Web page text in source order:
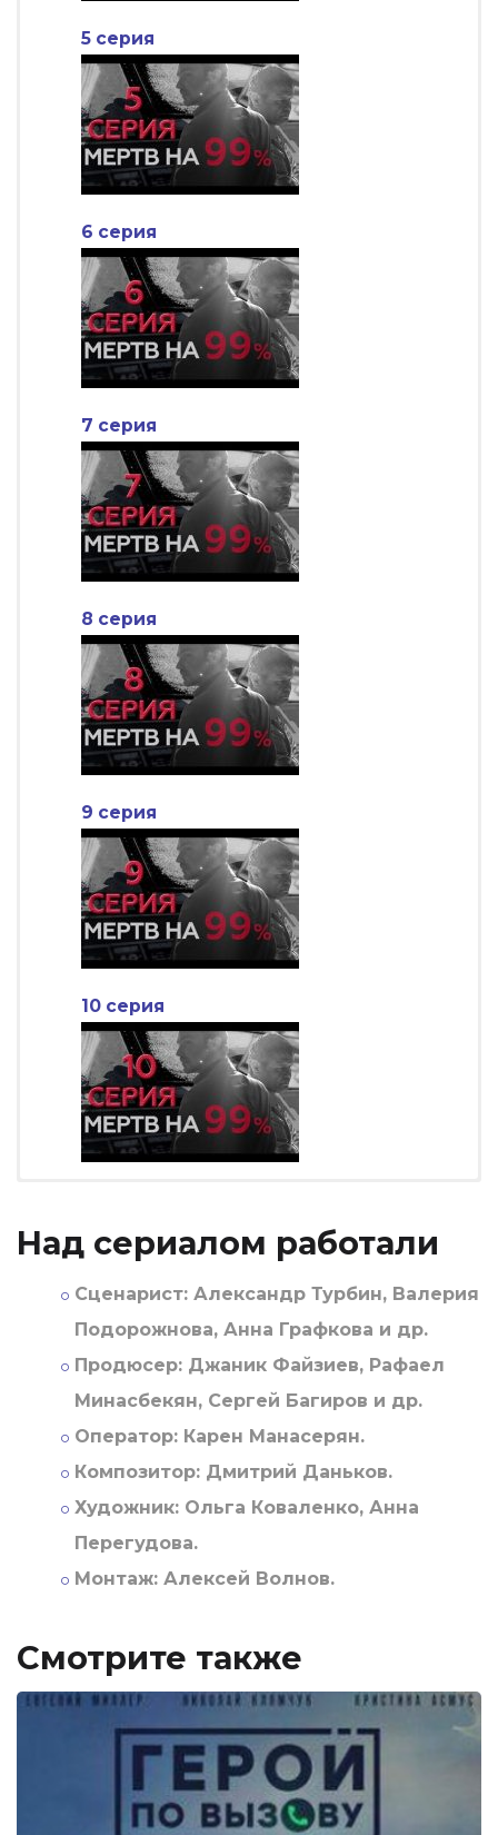
5 серия
6 серия
7 серия
8 серия
9 серия
10 серия
Над сериалом работали
Сценарист: Александр Турбин, Валерия
Подорожнова, Анна Графкова и др.
Продюсер: Джаник Файзиев, Рафаел
Минасбекян, Сергей Багиров и др.
Оператор: Карен Манасерян.
Композитор: Дмитрий Даньков.
Художник: Ольга Коваленко, Анна
Перегудова.
Монтаж: Алексей Волнов.
Смотрите также